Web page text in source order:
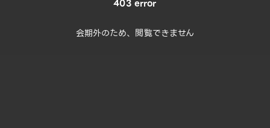
403 error
会期外のため、閲覧できません